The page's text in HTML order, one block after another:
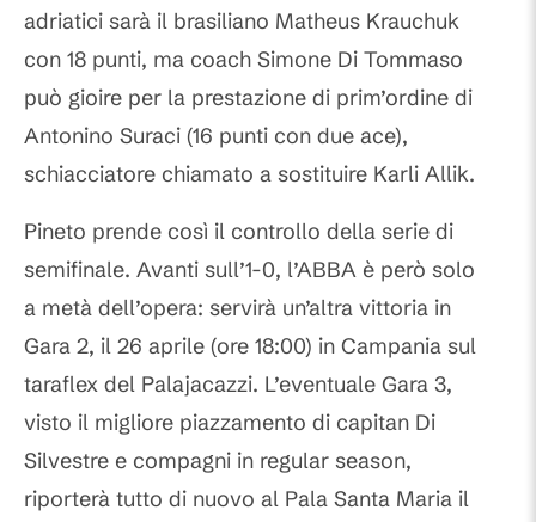
adriatici sarà il brasiliano Matheus Krauchuk
con 18 punti, ma coach Simone Di Tommaso
può gioire per la prestazione di prim’ordine di
Antonino Suraci (16 punti con due ace),
schiacciatore chiamato a sostituire Karli Allik.
Pineto prende così il controllo della serie di
semifinale. Avanti sull’1-0, l’ABBA è però solo
a metà dell’opera: servirà un’altra vittoria in
Gara 2, il 26 aprile (ore 18:00) in Campania sul
taraflex del Palajacazzi. L’eventuale Gara 3,
visto il migliore piazzamento di capitan Di
Silvestre e compagni in regular season,
riporterà tutto di nuovo al Pala Santa Maria il